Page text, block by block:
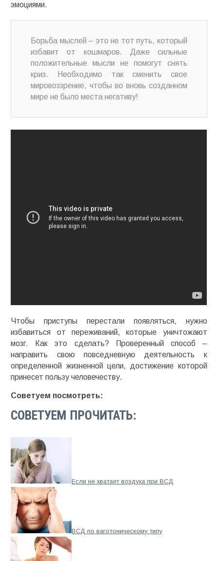
эмоциями.
Борьба мыслей – это не тот путь, который
избавит от кошмаров. Даже сильные
положительные мысли не помогут снять
криз. Необходимо так сменить свое
мировоззрение, чтобы во вновь созданном
мире не было места негативу!
Чтобы приступы перестали появляться, нужно
избавиться от переживаний, которые уничтожают
мозг. Как это сделать? Проверенный способ –
направить свою повседневную деятельность к
определенной жизненной цели, достижение которой
принесет пользу человечеству.
Советуем посмотреть:
СОВЕТУЕМ ПРОЧИТАТЬ:
Если не хватает воздуха при ВСД
ВСД по ваготоническому типу